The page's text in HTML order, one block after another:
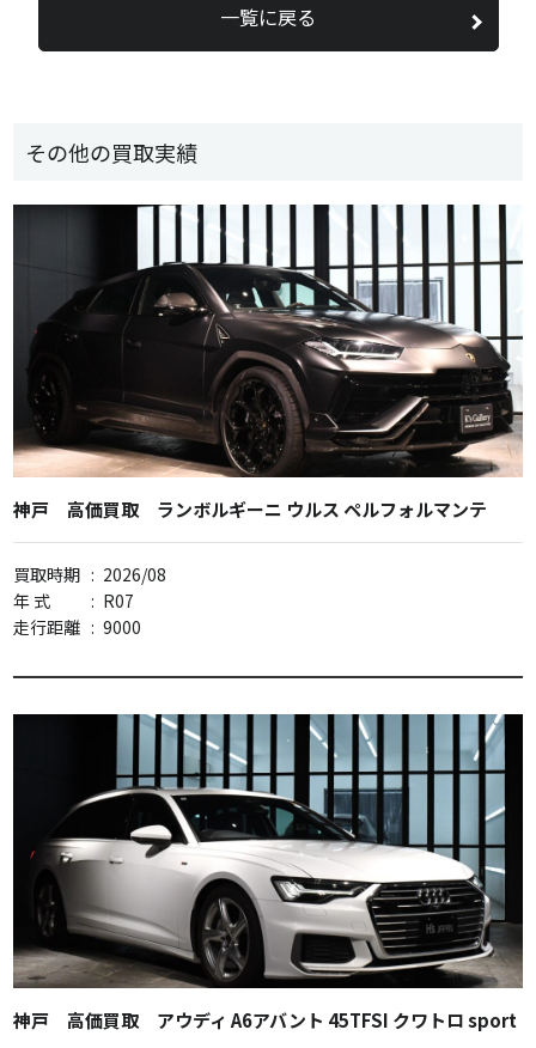
その他の買取実績
神戸 高価買取 ランボルギーニ ウルス ペルフォルマンテ
買取時期 : 2026/08
年 式
: R07
走行距離 : 9000
神戸 高価買取 アウディ A6アバント 45TFSI クワトロ sport
一覧に戻る